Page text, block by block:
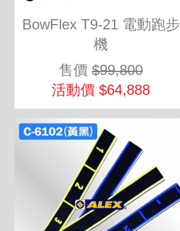
BowFlex T9-21 電動跑步
機
售價 $99,800
活動價 $64,888